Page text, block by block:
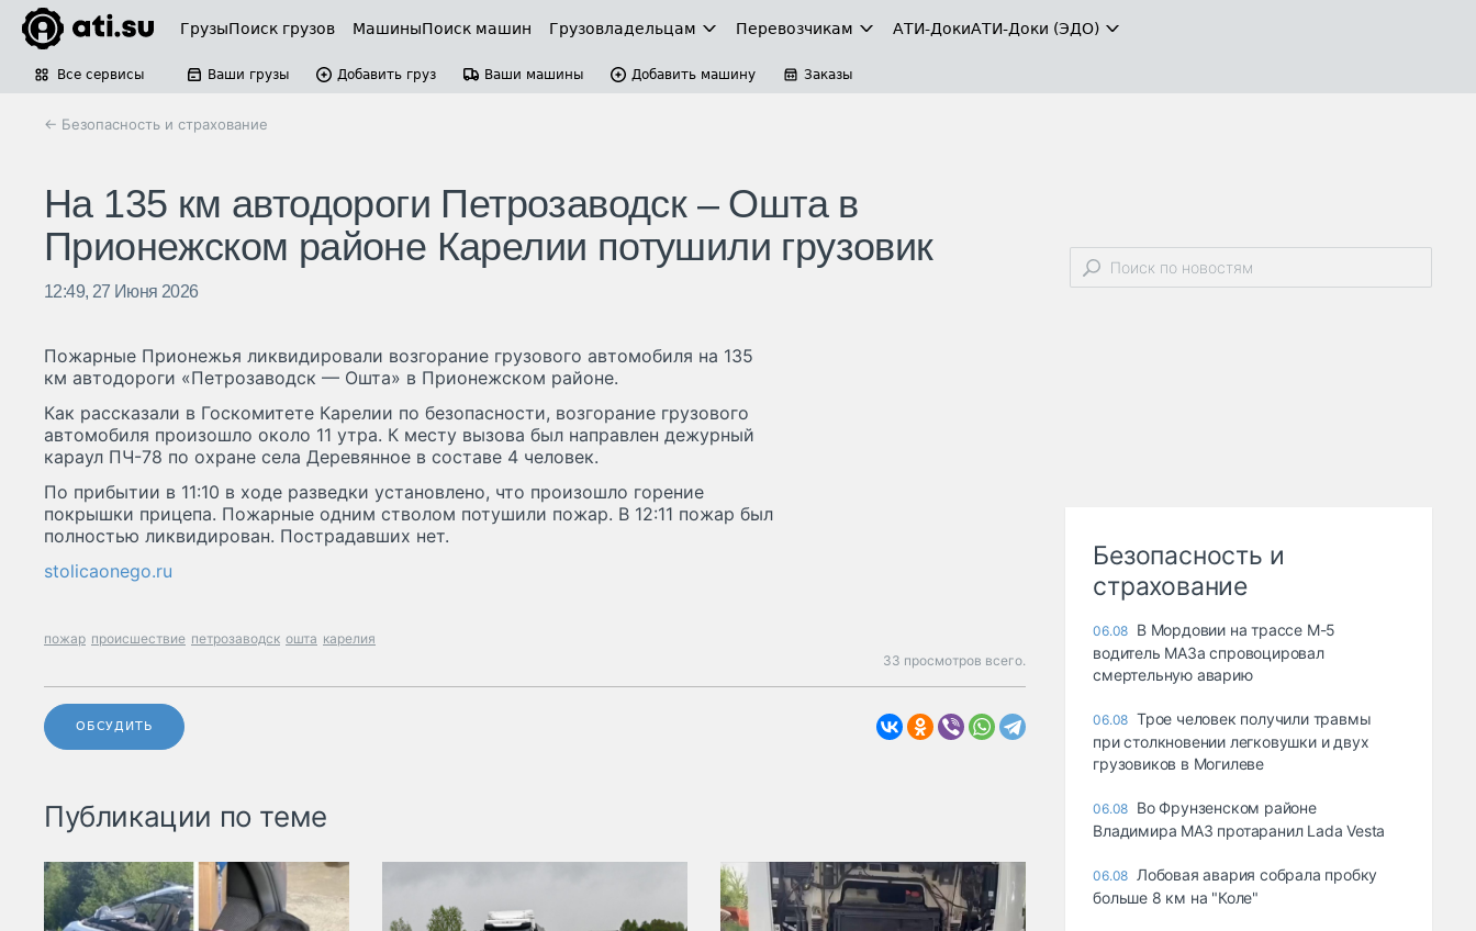
ГрузыПоиск грузов МашиныПоиск машин Грузовладельцам Перевозчикам АТИ-ДокиАТИ-Доки (ЭДО)
Все сервисы Ваши грузы Добавить груз Ваши машины Добавить машину Заказы
← Безопасность и страхование
На 135 км автодороги Петрозаводск – Ошта в
Прионежском районе Карелии потушили грузовик
12:49, 27 Июня 2026
Пожарные Прионежья ликвидировали возгорание грузового автомобиля на 135
км автодороги «Петрозаводск — Ошта» в Прионежском районе.
Как рассказали в Госкомитете Карелии по безопасности, возгорание грузового
автомобиля произошло около 11 утра. К месту вызова был направлен дежурный
караул ПЧ-78 по охране села Деревянное в составе 4 человек.
По прибытии в 11:10 в ходе разведки установлено, что произошло горение
покрышки прицепа. Пожарные одним стволом потушили пожар. В 12:11 пожар был
полностью ликвидирован. Пострадавших нет.
stolicaonego.ru
пожар происшествие петрозаводск ошта карелия
33 просмотров всего.
ОБСУДИТЬ
Публикации по теме
Безопасность и
страхование
06.08 В Мордовии на трассе М-5
водитель МАЗа спровоцировал
смертельную аварию
06.08 Трое человек получили травмы
при столкновении легковушки и двух
грузовиков в Могилеве
06.08 Во Фрунзенском районе
Владимира МАЗ протаранил Lada Vesta
06.08 Лобовая авария собрала пробку
больше 8 км на "Коле"